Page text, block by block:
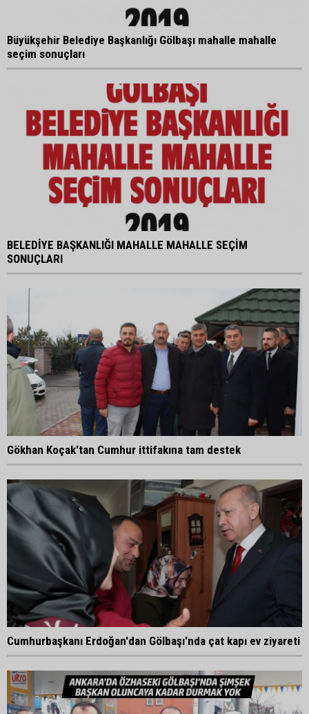
Büyükşehir Belediye Başkanlığı Gölbaşı mahalle mahalle
seçim sonuçları
BELEDİYE BAŞKANLIĞI MAHALLE MAHALLE SEÇİM
SONUÇLARI
Gökhan Koçak'tan Cumhur ittifakına tam destek
Cumhurbaşkanı Erdoğan'dan Gölbaşı'nda çat kapı ev ziyareti